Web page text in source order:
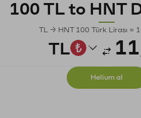
100 TL to HNT
TL → HNT 100 Türk Lirası ≈
TL
Helium al